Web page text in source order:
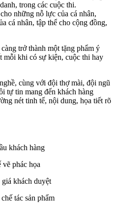
trong các cuộc thi.
những nỗ lực của cá nhân,
cá nhân, tập thể cho cộng đồng,
trở thành một tặng phẩm ý
mỗi khi có sự kiện, cuộc thi hay
cùng với đội thợ mài, đội ngũ
tự tin mang đến khách hàng
nét tinh tế, nội dung, họa tiết rõ
khách hàng
vẽ phác họa
khách duyệt
tác sản phẩm